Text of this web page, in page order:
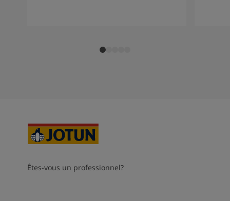
Êtes-vous un professionnel?